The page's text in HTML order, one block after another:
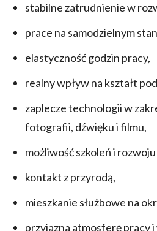
stabilne zatrudnienie w
prace na samodzielnym
elastyczność godzin pracy,
realny wpływ na kształt
zaplecze technologii w
fotografii, dźwięku i filmu,
możliwość szkoleń i
kontakt z przyrodą,
mieszkanie służbowe na
przyjazna atmosferę pracy